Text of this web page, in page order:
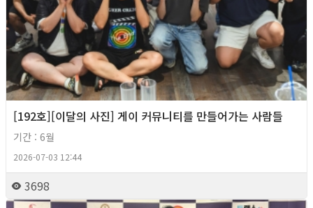
[192호][이달의 사진] 게이 커뮤니티를 만들어가는 사람들
기간 : 6월
2026-07-03 12:44
3698